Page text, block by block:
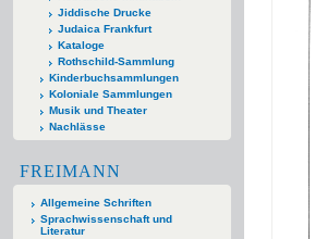
Jiddische Drucke
Judaica Frankfurt
Kataloge
Rothschild-Sammlung
Kinderbuchsammlungen
Koloniale Sammlungen
Musik und Theater
Nachlässe
FREIMANN
Allgemeine Schriften
Sprachwissenschaft und
Literatur